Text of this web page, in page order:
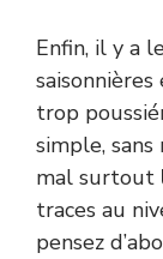
Enfin, il y a
trop
simple,
mal surtout
traces au
pensez